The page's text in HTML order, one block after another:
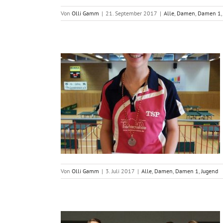
Von Olli Gamm | 21. September 2017 | Alle, Damen, Damen 1,
Von Olli Gamm | 3. Juli 2017 | Alle, Damen, Damen 1,Jugend